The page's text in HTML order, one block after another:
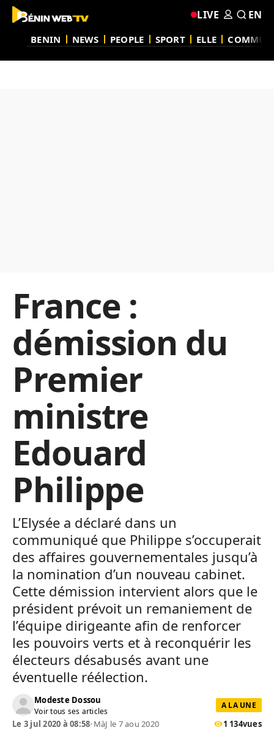
BENIN NEWS PEOPLE SPORT ELLE
LIVE EN
France :
démission du
Premier
ministre
Edouard
Philippe
L’Elysée a déclaré dans un
communiqué que Philippe s’occuperait
des affaires gouvernementales jusqu’à
la nomination d’un nouveau cabinet.
Cette démission intervient alors que le
président prévoit un remaniement de
l’équipe dirigeante afin de renforcer
les pouvoirs verts et à reconquérir les
électeurs désabusés avant une
éventuelle réélection.
Modeste Dossou
Voir tous ses articles
A LA UNE
Le 3 jul 2020 à 08:58•MàJ le 7 aou 2020 1 134vues